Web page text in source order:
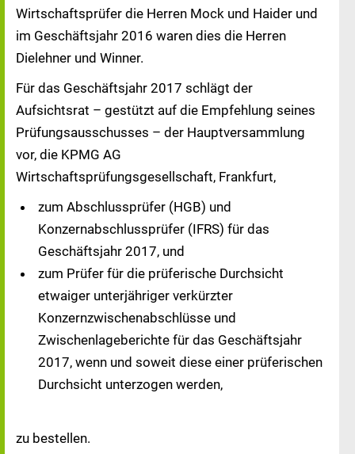
Wirtschaftsprüfer die Herren Mock und Haider und
im Geschäftsjahr 2016 waren dies die Herren
Dielehner und Winner.
Für das Geschäftsjahr 2017 schlägt der
Aufsichtsrat – gestützt auf die Empfehlung seines
Prüfungsausschusses – der Hauptversammlung
vor, die KPMG AG
Wirtschaftsprüfungsgesellschaft, Frankfurt,
zum Abschlussprüfer (HGB) und
Konzernabschlussprüfer (IFRS) für das
Geschäftsjahr 2017, und
zum Prüfer für die prüferische Durchsicht
etwaiger unterjähriger verkürzter
Konzernzwischenabschlüsse und
Zwischenlageberichte für das Geschäftsjahr
2017, wenn und soweit diese einer prüferischen
Durchsicht unterzogen werden,
zu bestellen.